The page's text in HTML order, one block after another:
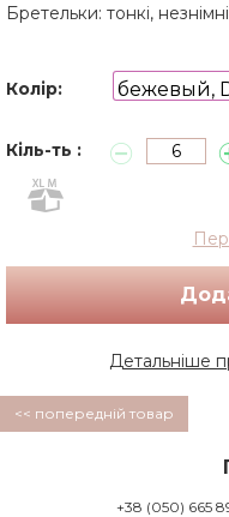
Бретельки: тонкі,
Колір: бежевый,
Кіль-ть :
Детальніше
<< попередній товар
+38 (050) 665